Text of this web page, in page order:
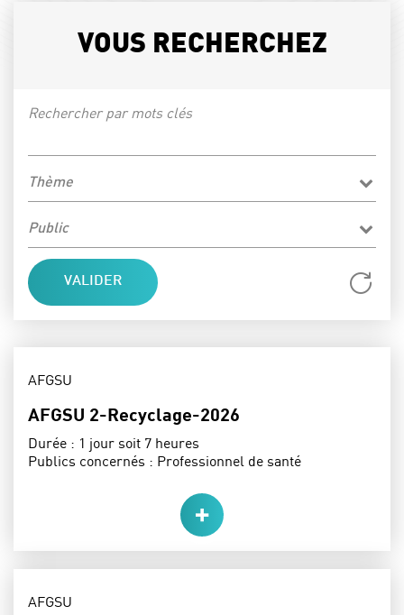
VOUS RECHERCHEZ
Rechercher par mots clés
Thème
Public
THÈME :
AFGSU
AFGSU 2-Recyclage-2026
Durée : 1 jour soit 7 heures
Publics concernés : Professionnel de santé
THÈME :
AFGSU